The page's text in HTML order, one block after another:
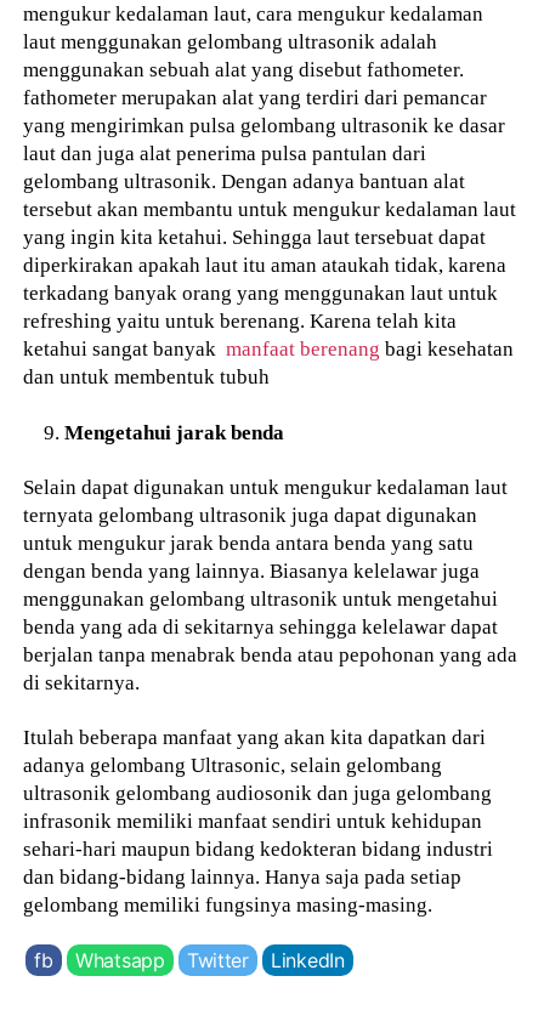
mengukur kedalaman laut, cara mengukur kedalaman
laut menggunakan gelombang ultrasonik adalah
menggunakan sebuah alat yang disebut fathometer.
fathometer merupakan alat yang terdiri dari pemancar
yang mengirimkan pulsa gelombang ultrasonik ke dasar
laut dan juga alat penerima pulsa pantulan dari
gelombang ultrasonik. Dengan adanya bantuan alat
tersebut akan membantu untuk mengukur kedalaman laut
yang ingin kita ketahui. Sehingga laut tersebuat dapat
diperkirakan apakah laut itu aman ataukah tidak, karena
terkadang banyak orang yang menggunakan laut untuk
refreshing yaitu untuk berenang. Karena telah kita
ketahui sangat banyakmanfaat berenang bagi kesehatan
dan untuk membentuk tubuh
Mengetahui jarak benda
Selain dapat digunakan untuk mengukur kedalaman laut
ternyata gelombang ultrasonik juga dapat digunakan
untuk mengukur jarak benda antara benda yang satu
dengan benda yang lainnya. Biasanya kelelawar juga
menggunakan gelombang ultrasonik untuk mengetahui
benda yang ada di sekitarnya sehingga kelelawar dapat
berjalan tanpa menabrak benda atau pepohonan yang ada
di sekitarnya.
Itulah beberapa manfaat yang akan kita dapatkan dari
adanya gelombang Ultrasonic, selain gelombang
ultrasonik gelombang audiosonik dan juga gelombang
infrasonik memiliki manfaat sendiri untuk kehidupan
sehari-hari maupun bidang kedokteran bidang industri
dan bidang-bidang lainnya. Hanya saja pada setiap
gelombang memiliki fungsinya masing-masing.
fb Whatsapp Twitter LinkedIn